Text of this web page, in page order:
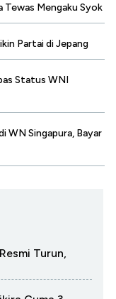
Tewas Mengaku Syok
Partai di Jepang
Status WNI
WN Singapura, Bayar
Turun,